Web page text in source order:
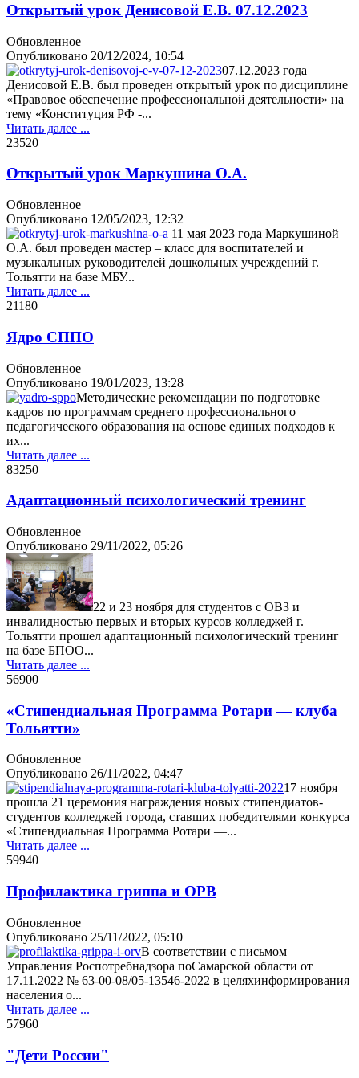
Открытый урок Денисовой Е.В. 07.12.2023
Обновленное
Опубликовано 20/12/2024, 10:54
07.12.2023 года
Денисовой Е.В. был проведен открытый урок по дисциплине
«Правовое обеспечение профессиональной деятельности» на
тему «Конституция РФ -...
Читать далее ...
23520
Открытый урок Маркушина О.А.
Обновленное
Опубликовано 12/05/2023, 12:32
11 мая 2023 года Маркушиной
О.А. был проведен мастер – класс для воспитателей и
музыкальных руководителей дошкольных учреждений г.
Тольятти на базе МБУ...
Читать далее ...
21180
Ядро СППО
Обновленное
Опубликовано 19/01/2023, 13:28
Методические рекомендации по подготовке
кадров по программам среднего профессионального
педагогического образования на основе единых подходов к
их...
Читать далее ...
83250
Адаптационный психологический тренинг
Обновленное
Опубликовано 29/11/2022, 05:26
22 и 23 ноября для студентов с ОВЗ и
инвалидностью первых и вторых курсов колледжей г.
Тольятти прошел адаптационный психологический тренинг
на базе БПОО...
Читать далее ...
56900
«Стипендиальная Программа Ротари — клуба
Тольятти»
Обновленное
Опубликовано 26/11/2022, 04:47
17 ноября
прошла 21 церемония награждения новых стипендиатов-
студентов колледжей города, ставших победителями конкурса
«Стипендиальная Программа Ротари —...
Читать далее ...
59940
Профилактика гриппа и ОРВ
Обновленное
Опубликовано 25/11/2022, 05:10
В соответствии с письмом
Управления Роспотребнадзора поСамарской области от
17.11.2022 № 63-00-08/05-13546-2022 в целяхинформирования
населения о...
Читать далее ...
57960
"Дети России"